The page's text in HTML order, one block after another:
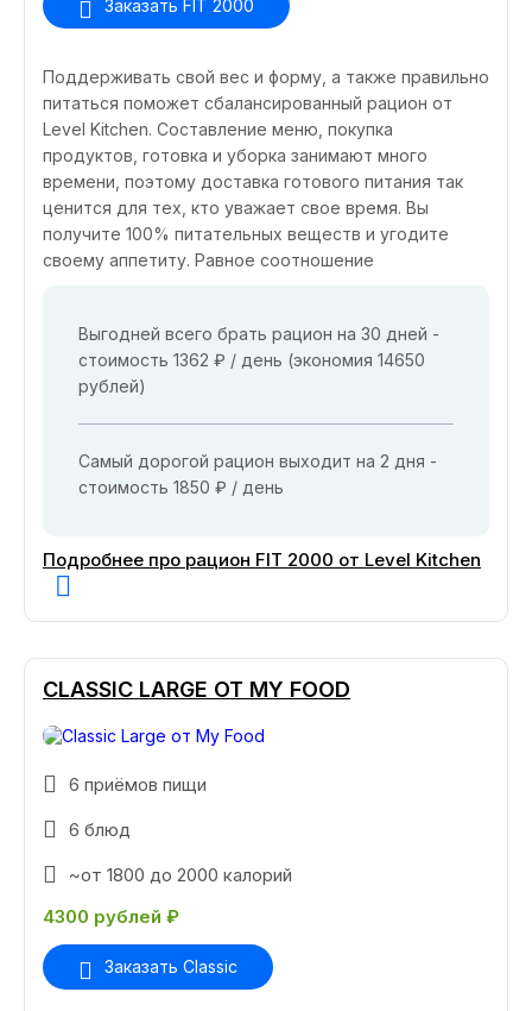
Заказать FIT 2000
Поддерживать свой вес и форму, а также правильно
питаться поможет сбалансированный рацион от
Level Kitchen. Составление меню, покупка
продуктов, готовка и уборка занимают много
времени, поэтому доставка готового питания так
ценится для тех, кто уважает свое время. Вы
получите 100% питательных веществ и угодите
своему аппетиту. Равное соотношение
Выгодней всего брать рацион на 30 дней -
стоимость 1362 ₽ / день (экономия 14650
рублей)
Самый дорогой рацион выходит на 2 дня -
стоимость 1850 ₽ / день
Подробнее про рацион FIT 2000 от Level Kitchen
CLASSIC LARGE ОТ MY FOOD
6 приёмов пищи
6 блюд
~от 1800 до 2000 калорий
4300 рублей ₽
Заказать Classic